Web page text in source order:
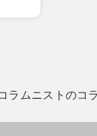
ラムニストのコ